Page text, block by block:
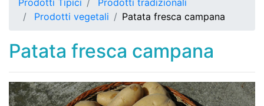
Prodotti Tipici
Prodotti tradizionali
Prodotti vegetali
Patata fresca campana
Patata fresca campana